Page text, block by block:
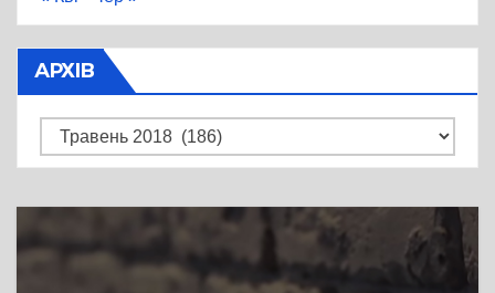
АРХІВ
Архів